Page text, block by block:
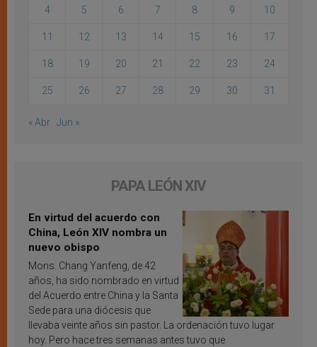
4 5 6 7 8 9 10
11 12 13 14 15 16 17
18 19 20 21 22 23 24
25 26 27 28 29 30 31
« Abr Jun »
PAPA LEÓN XIV
En virtud del acuerdo con
China, León XIV nombra un
nuevo obispo
Mons. Chang Yanfeng, de 42
años, ha sido nombrado en virtud
del Acuerdo entre China y la Santa
Sede para una diócesis que
llevaba veinte años sin pastor. La ordenación tuvo lugar
hoy. Pero hace tres semanas antes tuvo que